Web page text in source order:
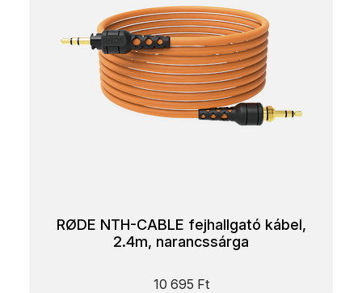
RØDE NTH-CABLE fejhallgató kábel,
2.4m, narancssárga
10 695 Ft